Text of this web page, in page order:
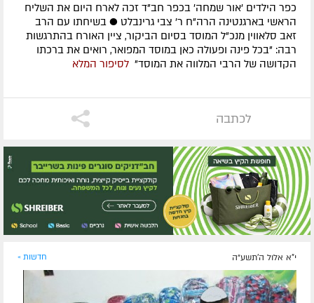
כפר הילדים 'אור שמחה' בכפר חב"ד זכה לארח היום את השליח
הראשי בארגנטינה הרה"ח ר' צבי גרינבלט ● בשיחתו עם הרב
זאב סלאווין מנכ"ל המוסד בסיום הביקור, ציין האורח בהתרגשות
רבה: "בכל פינה ופעולה כאן במוסד המפואר, רואים את ברכתו
הקדושה של הרבי המלווה את המוסד" לסיפור המלא
לכתבה
י"א אלול ה׳תשע״ה חדשות »